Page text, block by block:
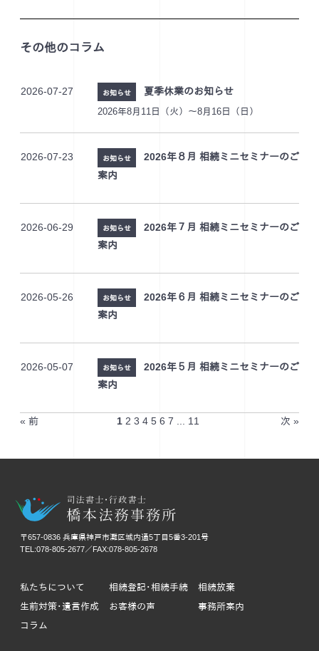
その他のコラム
2026-07-27 お知らせ 夏季休業のお知らせ
2026年8月11日（火）～8月16日（日）
2026-07-23 お知らせ
2026年８月 相続ミニセミナーのご
案内
2026-06-29 お知らせ
2026年７月 相続ミニセミナーのご
案内
2026-05-26 お知らせ
2026年６月 相続ミニセミナーのご
案内
2026-05-07 お知らせ
2026年５月 相続ミニセミナーのご
案内
« 前 1 2 3 4 5 6 7 ... 11 次 »
〒657-0836 兵庫県神戸市灘区城内通5丁目5番3-201号
TEL:078-805-2677／FAX:078-805-2678
私たちについて 相続登記･相続手続
相続放棄
生前対策･遺言作成
お客様の声
事務所案内
コラム